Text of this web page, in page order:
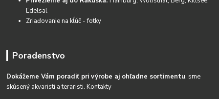
Edelsal
Zriaďovanie na kĺúč - fotky
Poradenstvo
Dokážeme Vám poradiť pri výrobe aj ohľadne sortimentu, sme
skúsený akvaristi a teraristi.Kontakty